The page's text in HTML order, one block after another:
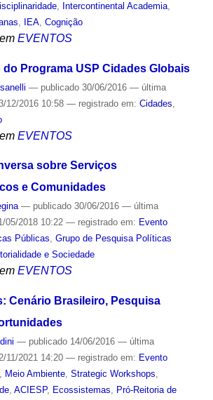
, Intercontinental Academia,
, IEA, Cognição
EVENTOS
do Programa USP Cidades Globais
— publicado30/06/2016 — última
12/2016 10:58 — registrado em: Cidades
EVENTOS
sobre Serviços
e Comunidades
— publicado30/06/2016 — última
05/2018 10:22 — registrado em: Evento
Públicas, Grupo de Pesquisa Políticas
e Sociedade
EVENTOS
Cenário Brasileiro, Pesquisa
— publicado14/06/2016 — última
11/2021 14:20 — registrado em: Evento
, Meio Ambiente, Strategic Workshops,
, ACIESP, Ecossistemas, Pró-Reitoria de